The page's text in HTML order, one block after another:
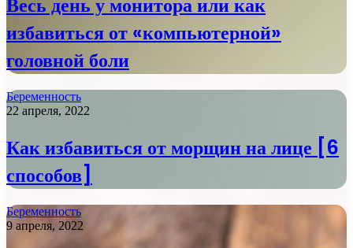
избавиться от «компьютерной»
головной боли
Беременность
22 апреля, 2022
Как избавиться от морщин на лице [6
способов]
Беременность
9 апреля, 2022